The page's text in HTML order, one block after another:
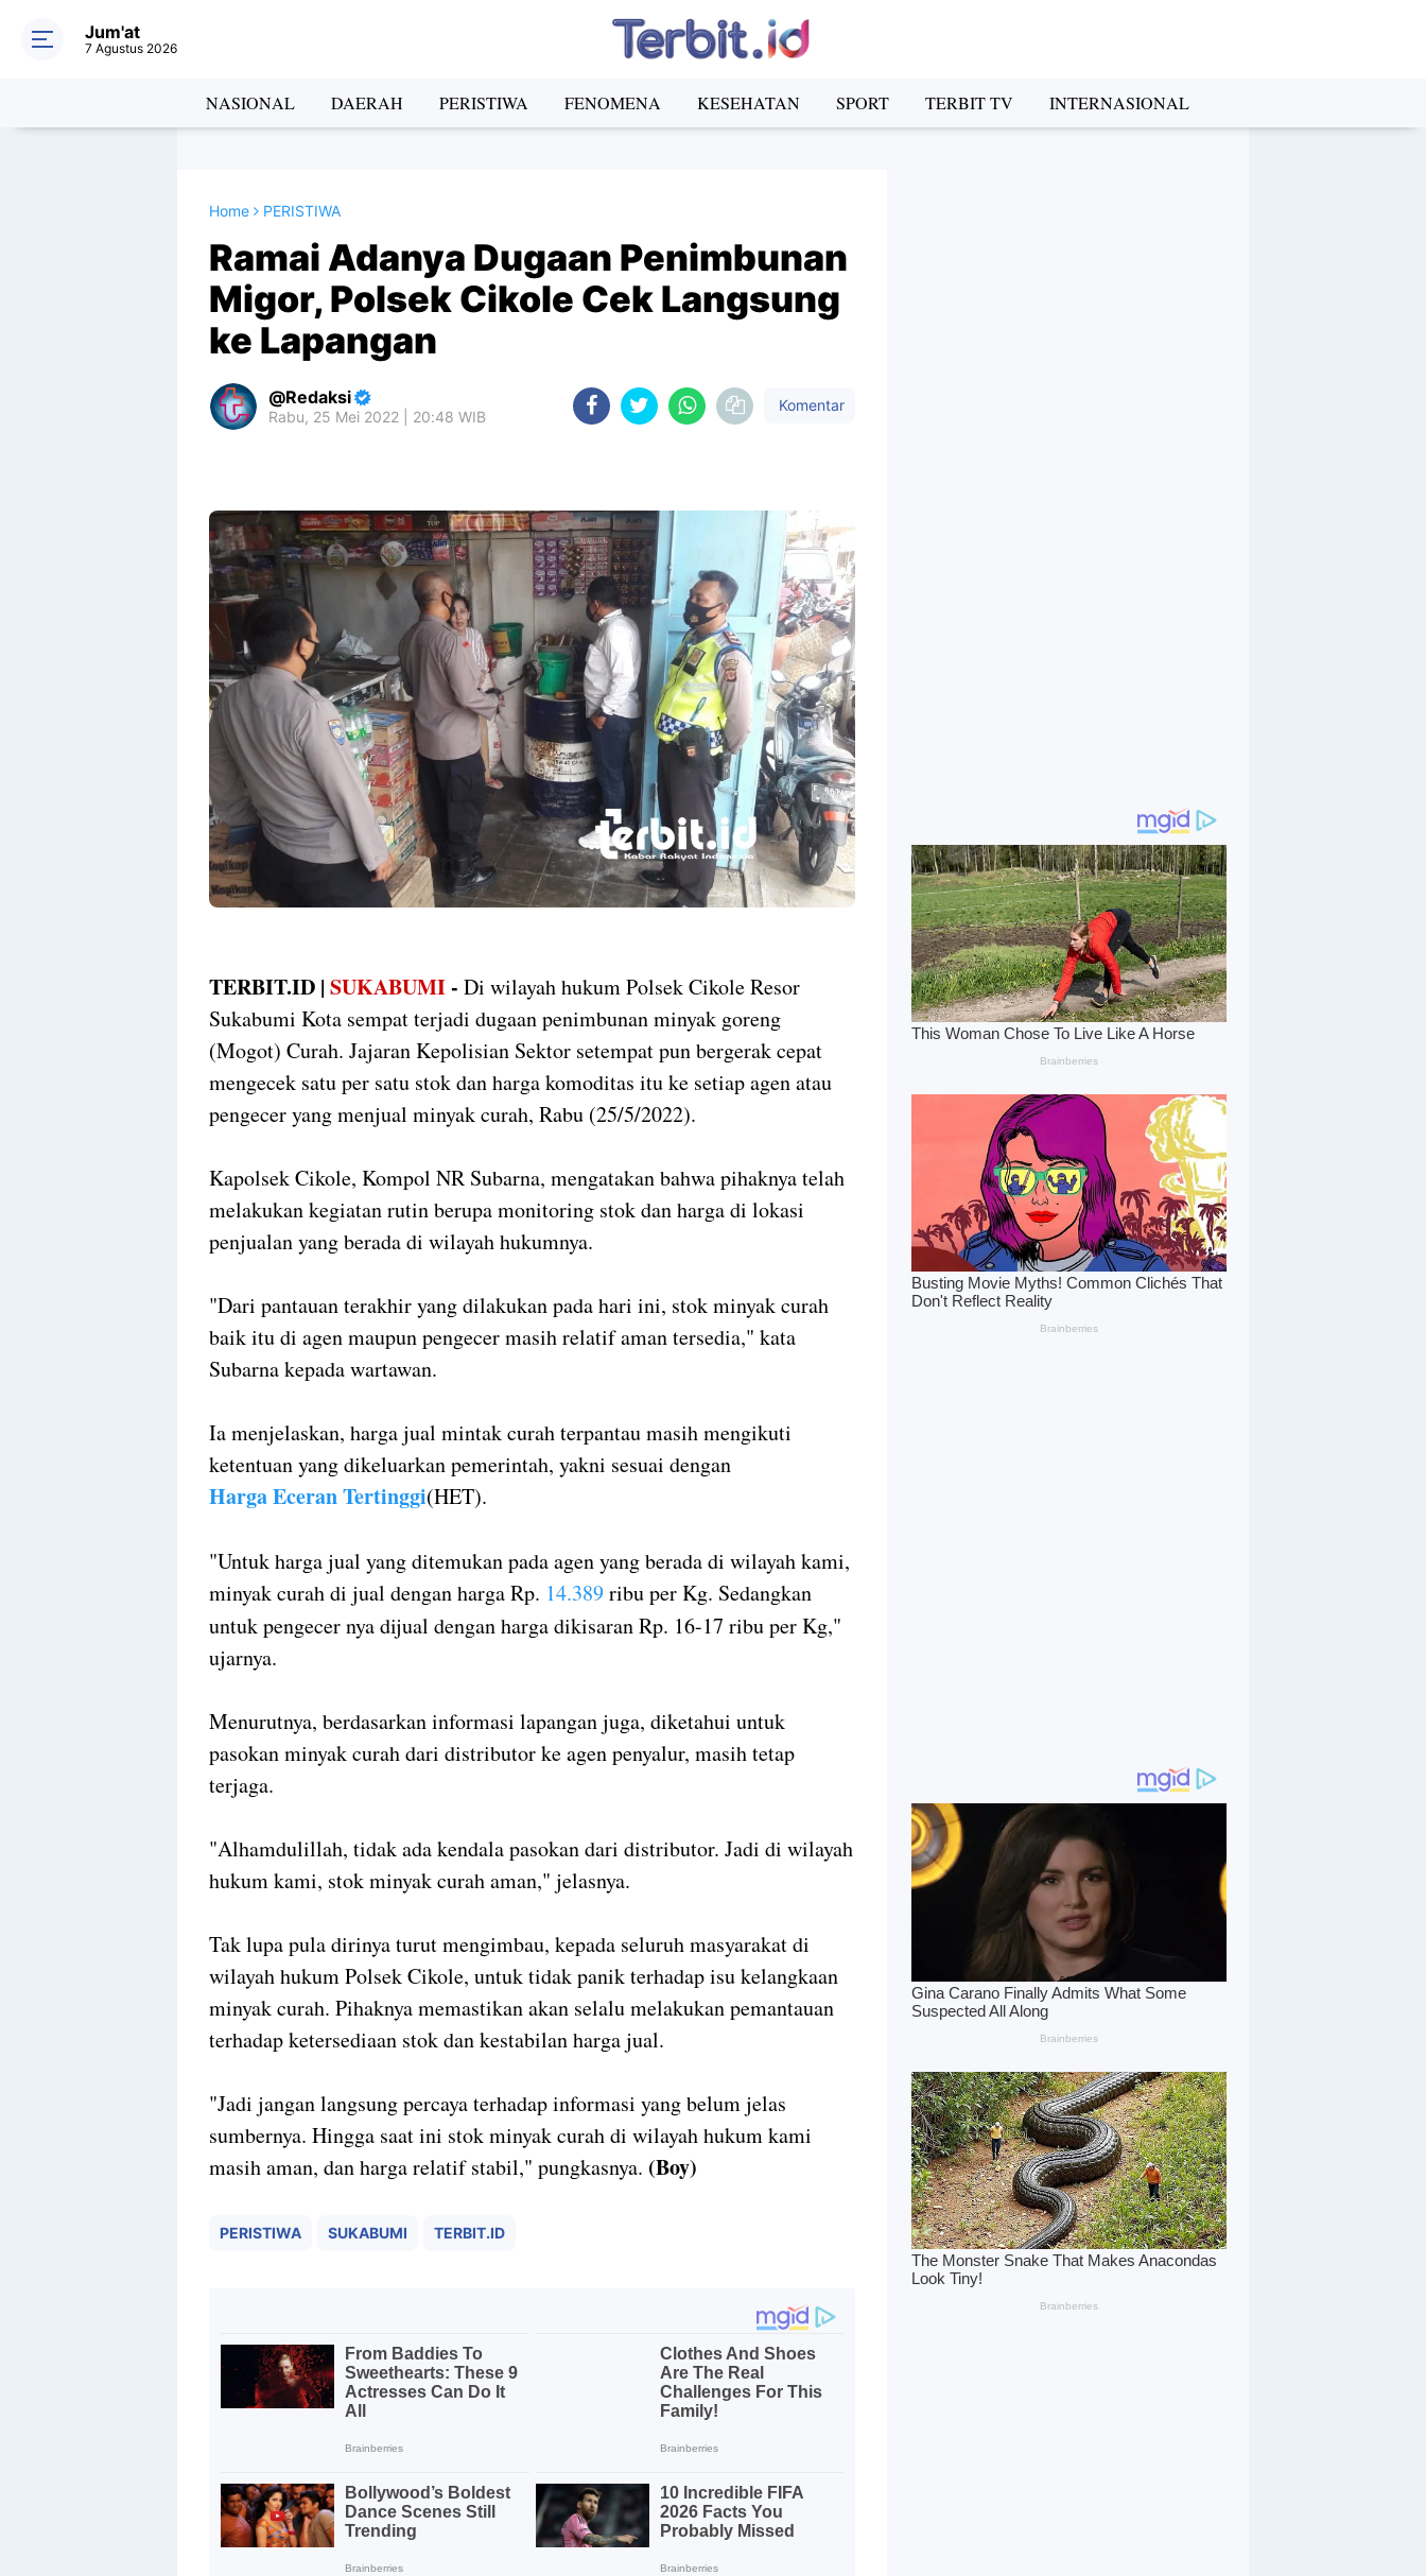
Jum'at
7 Agustus 2026
NASIONAL DAERAH PERISTIWA FENOMENA KESEHATAN SPORT TERBIT TV INTERNASIONAL
Home PERISTIWA
Ramai Adanya Dugaan Penimbunan
Migor, Polsek Cikole Cek Langsung
ke Lapangan
Redaksi
Rabu, 25 Mei 2022 | 20:48 WIB
Komentar
TERBIT.ID | SUKABUMI- Di wilayah hukum Polsek Cikole Resor
Sukabumi Kota sempat terjadi dugaan penimbunan minyak goreng
(Mogot) Curah. Jajaran Kepolisian Sektor setempat pun bergerak cepat
mengecek satu per satu stok dan harga komoditas itu ke setiap agen atau
pengecer yang menjual minyak curah, Rabu (25/5/2022).
Kapolsek Cikole, Kompol NR Subarna, mengatakan bahwa pihaknya telah
melakukan kegiatan rutin berupa monitoring stok dan harga di lokasi
penjualan yang berada di wilayah hukumnya.
"Dari pantauan terakhir yang dilakukan pada hari ini, stok minyak curah
baik itu di agen maupun pengecer masih relatif aman tersedia," kata
Subarna kepada wartawan.
Ia menjelaskan, harga jual mintak curah terpantau masih mengikuti
ketentuan yang dikeluarkan pemerintah, yakni sesuai dengan
Harga Eceran Tertinggi(HET).
"Untuk harga jual yang ditemukan pada agen yang berada di wilayah kami,
minyak curah di jual dengan harga Rp. 14.389ribu per Kg. Sedangkan
untuk pengecer nya dijual dengan harga dikisaran Rp. 16-17 ribu per Kg,"
ujarnya.
Menurutnya, berdasarkan informasi lapangan juga, diketahui untuk
pasokan minyak curah dari distributor ke agen penyalur, masih tetap
terjaga.
"Alhamdulillah, tidak ada kendala pasokan dari distributor. Jadi di wilayah
hukum kami, stok minyak curah aman," jelasnya.
Tak lupa pula dirinya turut mengimbau, kepada seluruh masyarakat di
wilayah hukum Polsek Cikole, untuk tidak panik terhadap isu kelangkaan
minyak curah. Pihaknya memastikan akan selalu melakukan pemantauan
terhadap ketersediaan stok dan kestabilan harga jual.
"Jadi jangan langsung percaya terhadap informasi yang belum jelas
sumbernya. Hingga saat ini stok minyak curah di wilayah hukum kami
masih aman, dan harga relatif stabil," pungkasnya. (Boy)
PERISTIWA SUKABUMI TERBIT.ID